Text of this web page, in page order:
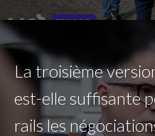
La troisième
est-elle suffisante
rails les